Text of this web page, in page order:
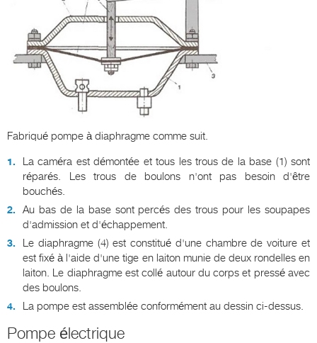
Fabriqué pompe à diaphragme comme suit.
La caméra est démontée et tous les trous de la base (1) sont
réparés. Les trous de boulons n'ont pas besoin d'être
bouchés.
Au bas de la base sont percés des trous pour les soupapes
d'admission et d'échappement.
Le diaphragme (4) est constitué d'une chambre de voiture et
est fixé à l'aide d'une tige en laiton munie de deux rondelles en
laiton. Le diaphragme est collé autour du corps et pressé avec
des boulons.
La pompe est assemblée conformément au dessin ci-dessus.
Pompe électrique